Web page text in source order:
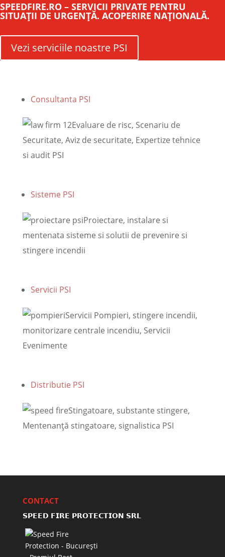
SPEEDFIRE.RO – SERVICII PRIVATE PENTRU
SITUAŢII DE URGENŢĂ. ACOPERIRE NAŢIONALĂ.
Vezi serviciile noastre PSI
Consultanta PSI
Evaluare de risc, Scenariu de
Securitate, Aviz de securitate, Expertize tehnice
si audit PSI
Sisteme PSI
Proiectare, instalare si
mentenata sisteme si solutii de prevenire si
stingere incendii
Servicii PSI
Servicii Pompieri, stingere incendii,
monitorizare centrale incendiu, Servicii
Evenimente
Distributie PSI
Stingatoare, substante stingere,
Mentenanţă stingatoare, signalistica PSI
CONTACT
𝗦𝗣𝗘𝗘𝗗 𝗙𝗜𝗥𝗘 𝗣𝗥𝗢𝗧𝗘𝗖𝗧𝗜𝗢𝗡 𝗦𝗥𝗟